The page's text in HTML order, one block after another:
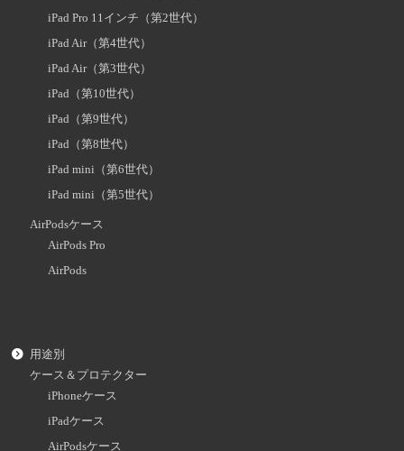
iPad Pro 11インチ（第2世代）
iPad Air（第4世代）
iPad Air（第3世代）
iPad（第10世代）
iPad（第9世代）
iPad（第8世代）
iPad mini（第6世代）
iPad mini（第5世代）
AirPodsケース
AirPods Pro
AirPods
用途別
ケース＆プロテクター
iPhoneケース
iPadケース
AirPodsケース